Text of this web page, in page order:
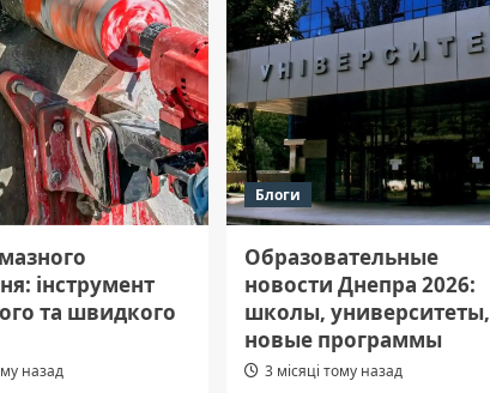
для
військових,
медиків
та
освітян
інструмент
та швидкого
назад
Блоги
Образовательные
новости Днепра 2026:
школы, университеты,
новые программы
3 місяці тому назад